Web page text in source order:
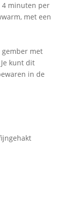
4 minuten per
met een
gember met
kunt dit
in de